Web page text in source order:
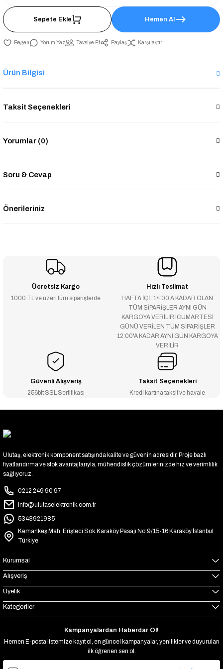
Sepete Ekle Hemen Al
Yorum Yaz Tavsiye Et Paylaş Karşılaştır
Ürün Bilgisi
Taksit Seçenekleri
Yorumlar (0)
Soru & Cevap
Önerileriniz
Ücretsiz Kargo
1000 TL ve üzeri tüm siparişlerde
Hızlı Teslimat
HAFTA İÇİ : 14:00’A KADAR OLAN
TÜM SİPARİŞLER AYNI GÜN
KARGOYA VERİLİRİ CUMARTESİ
GÜNÜ VERİLEN TÜM SİPARİŞLER
12:00'A KADAR AYNI GÜN KARGOYA
VERİLİR
Güvenli Alışveriş
256bit SSL Sertifikası
Taksit Seçenekleri
Kredi kartına taksit ve havale
Ulutaş, elektronik komponent satışında kalite ve güvenin adresidir. Proje bazlı
fiyatlandırma ve stok avantajlarıyla, mühendislik çözümlerinizde hız ve verimlilik
sağlıyoruz.
0212 249 90 97
info@ulutaselektronik.com.tr
5343921985
Kemankeş Mah. Erişteci Sok.Karaköy Pasajı No:9/15-16 Karaköy İstanbul
Türkiye
Kurumsal
Alışveriş
Üyelik
Kategoriler
Kampanyalardan Haberdar Ol!
Hemen E-posta listemize kayıt ol, en güncel kampanyalar, yenilikler ve duyuruları
ilk öğrenen sen ol.